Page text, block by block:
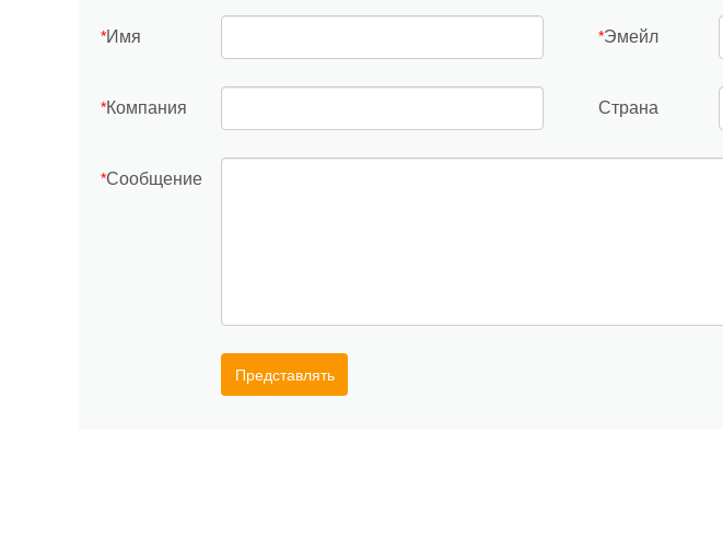
*Имя *Эмейл
*Компания Страна
*Сообщение
Представлять